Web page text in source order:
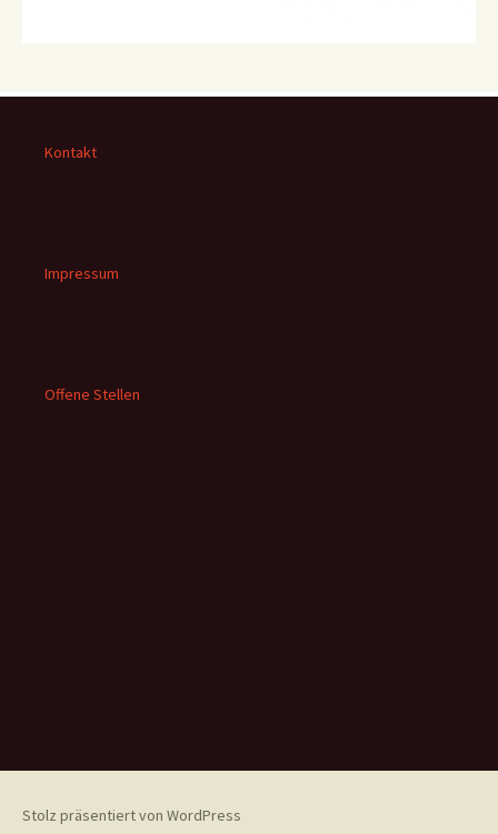
Kontakt
Impressum
Offene Stellen
Stolz präsentiert von WordPress